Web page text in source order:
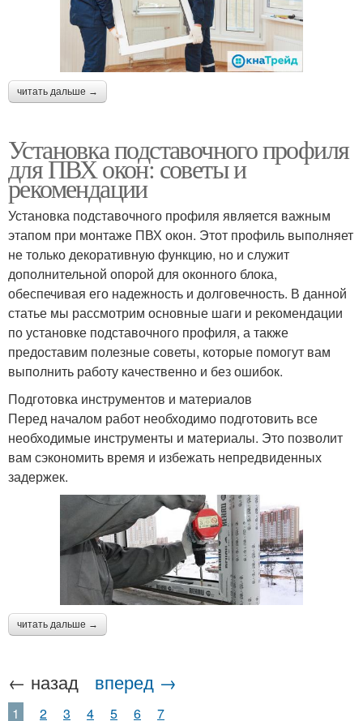
читать дальше →
Установка подставочного профиля
для ПВХ окон: советы и
рекомендации
Установка подставочного профиля является важным
этапом при монтаже ПВХ окон. Этот профиль выполняет
не только декоративную функцию, но и служит
дополнительной опорой для оконного блока,
обеспечивая его надежность и долговечность. В данной
статье мы рассмотрим основные шаги и рекомендации
по установке подставочного профиля, а также
предоставим полезные советы, которые помогут вам
выполнить работу качественно и без ошибок.
Подготовка инструментов и материалов
Перед началом работ необходимо подготовить все
необходимые инструменты и материалы. Это позволит
вам сэкономить время и избежать непредвиденных
задержек.
читать дальше →
← назад вперед →
1 2 3 4 5 6 7